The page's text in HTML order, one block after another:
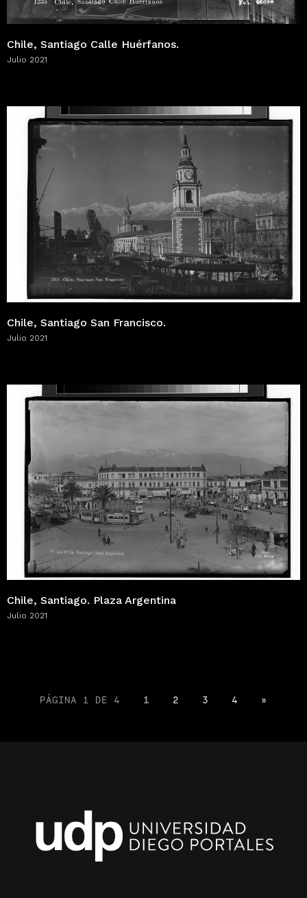
Chile, Santiago Calle Huérfanos.
Julio 2021
Chile, Santiago San Francisco.
Julio 2021
Chile, Santiago. Plaza Argentina
Julio 2021
PÁGINA 1 DE 4 1 2 3 4 »